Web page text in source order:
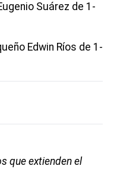
Suárez de 1-
Edwin Ríos de 1-
que extienden el